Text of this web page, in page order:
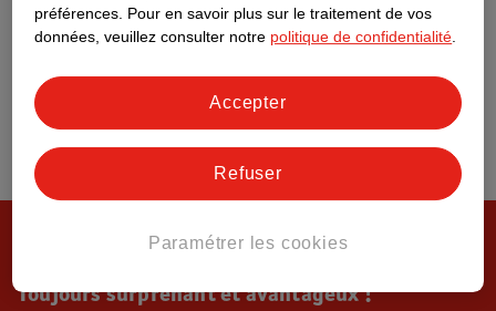
Toujours surprenant et avantageux !
préférences. Pour en savoir plus sur le traitement de vos
données, veuillez consulter notre politique de confidentialité
Paramétrer les cookies
Refuser
Accepter